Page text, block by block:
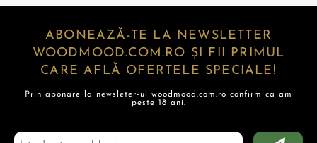
ABONEAZĂ-TE LA NEWSLETTER
WOODMOOD.COM.RO ȘI FII PRIMUL
CARE AFLĂ OFERTELE SPECIALE!
Prin abonare la newsleter-ul woodmood.com.ro confirm ca am
peste 18 ani.